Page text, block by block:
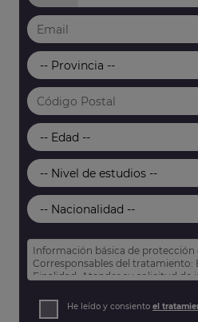
Información básica de protección
Corresponsables del tratamiento:
Finalidad: Atender su solicitud de
Derechos: Puede acceder,
así como otros derechos tal y
He leído y consiento el